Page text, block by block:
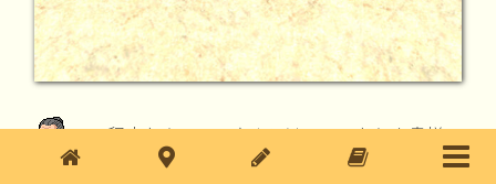
この程度もクリアできぬとは……。もしや貴様
は人間に扮した蛮族だな！？